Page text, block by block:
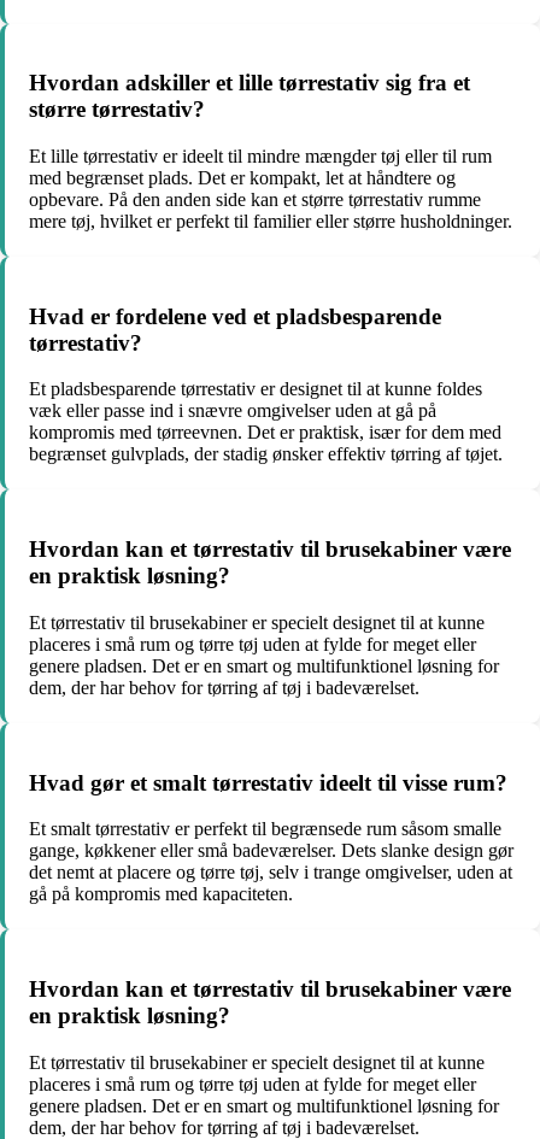
Hvordan adskiller et lille tørrestativ sig fra et
større tørrestativ?
Et lille tørrestativ er ideelt til mindre mængder tøj eller til rum
med begrænset plads. Det er kompakt, let at håndtere og
opbevare. På den anden side kan et større tørrestativ rumme
mere tøj, hvilket er perfekt til familier eller større husholdninger.
Hvad er fordelene ved et pladsbesparende
tørrestativ?
Et pladsbesparende tørrestativ er designet til at kunne foldes
væk eller passe ind i snævre omgivelser uden at gå på
kompromis med tørreevnen. Det er praktisk, især for dem med
begrænset gulvplads, der stadig ønsker effektiv tørring af tøjet.
Hvordan kan et tørrestativ til brusekabiner være
en praktisk løsning?
Et tørrestativ til brusekabiner er specielt designet til at kunne
placeres i små rum og tørre tøj uden at fylde for meget eller
genere pladsen. Det er en smart og multifunktionel løsning for
dem, der har behov for tørring af tøj i badeværelset.
Hvad gør et smalt tørrestativ ideelt til visse rum?
Et smalt tørrestativ er perfekt til begrænsede rum såsom smalle
gange, køkkener eller små badeværelser. Dets slanke design gør
det nemt at placere og tørre tøj, selv i trange omgivelser, uden at
gå på kompromis med kapaciteten.
Hvordan kan et tørrestativ til brusekabiner være
en praktisk løsning?
Et tørrestativ til brusekabiner er specielt designet til at kunne
placeres i små rum og tørre tøj uden at fylde for meget eller
genere pladsen. Det er en smart og multifunktionel løsning for
dem, der har behov for tørring af tøj i badeværelset.